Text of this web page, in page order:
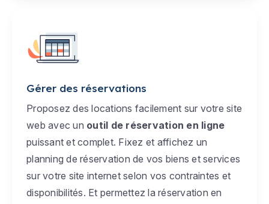
Gérer des réservations
Proposez des locations facilement sur votre site
web avec un outil de réservation en ligne
puissant et complet. Fixez et affichez un
planning de réservation de vos biens et services
sur votre site internet selon vos contraintes et
disponibilités. Et permettez la réservation en